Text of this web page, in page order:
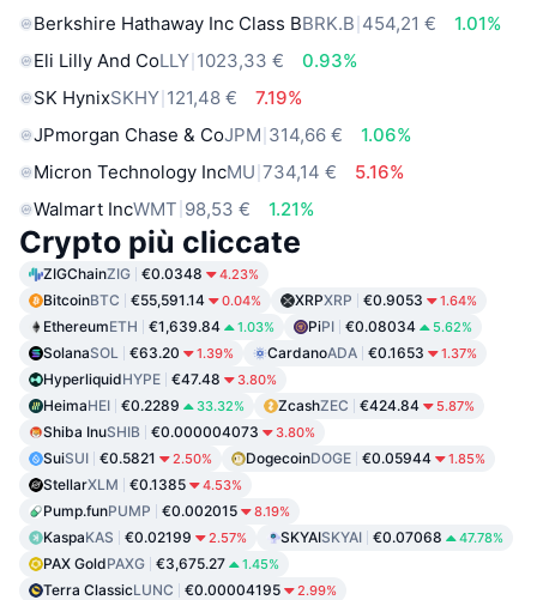
Berkshire Hathaway Inc Class BBRK.B 454,21 €
1.01%
Eli Lilly And CoLLY 1023,33 €
0.93%
SK HynixSKHY 121,48 €
7.19%
JPmorgan Chase & CoJPM 314,66 €
1.06%
Micron Technology IncMU 734,14 €
5.16%
Walmart IncWMT 98,53 € 1.21%
Crypto più cliccate
ZIGChainZIG €0.0348 4.23%
BitcoinBTC €55,591.14 0.04% XRPXRP €0.9053 1.64%
EthereumETH €1,639.84 1.03% PiPI €0.08034 5.62%
SolanaSOL €63.20 1.39% CardanoADA €0.1653 1.37%
HyperliquidHYPE €47.48 3.80%
HeimaHEI €0.2289 33.32% ZcashZEC €424.84 5.87%
Shiba InuSHIB €0.000004073 3.80%
SuiSUI €0.5821 2.50% DogecoinDOGE €0.05944 1.85%
StellarXLM €0.1385 4.53%
Pump.funPUMP €0.002015 8.19%
KaspaKAS €0.02199 2.57% SKYAISKYAI €0.07068 47.78%
PAX GoldPAXG €3,675.27 1.45%
Terra ClassicLUNC €0.00004195 2.99%